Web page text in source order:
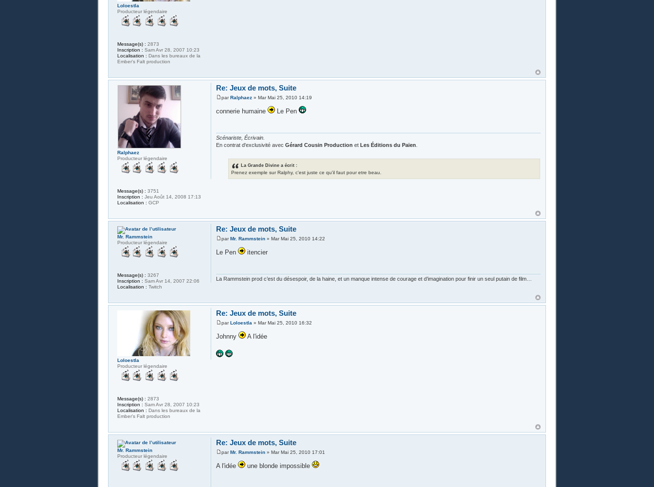
Loloestla
Producteur légendaire
Message(s) : 2873
Inscription : Sam Avr 28, 2007 10:23
Localisation : Dans les bureaux de la
Ember's Falt production
Re: Jeux de mots, Suite
parRalphaez» Mar Mai 25, 2010 14:19
connerie humaine Le Pen
Scénariste, Écrivain.
En contrat d'exclusivité avec Gérard Cousin Production et Les Éditions du Païen
La Grande Divine a écrit :
Prenez exemple sur Ralphy, c'est juste ce qu'il faut pour etre beau.
Ralphaez
Producteur légendaire
Message(s) : 3751
Inscription : Jeu Août 14, 2008 17:13
Localisation : GCP
Re: Jeux de mots, Suite
parMr. Rammstein» Mar Mai 25, 2010 14:22
Le Pen itencier
La Rammstein prod c’est du désespoir, de la haine, et un manque intense de courage et d’imagination pour finir un seul putain de film…
Mr. Rammstein
Producteur légendaire
Message(s) : 3267
Inscription : Sam Avr 14, 2007 22:06
Localisation : Twitch
Re: Jeux de mots, Suite
parLoloestla » Mar Mai 25, 2010 16:32
Johnny A l'idée
Loloestla
Producteur légendaire
Message(s) : 2873
Inscription : Sam Avr 28, 2007 10:23
Localisation : Dans les bureaux de la
Ember's Falt production
Re: Jeux de mots, Suite
parMr. Rammstein» Mar Mai 25, 2010 17:01
A l'idée une blonde impossible
Mr. Rammstein
Producteur légendaire